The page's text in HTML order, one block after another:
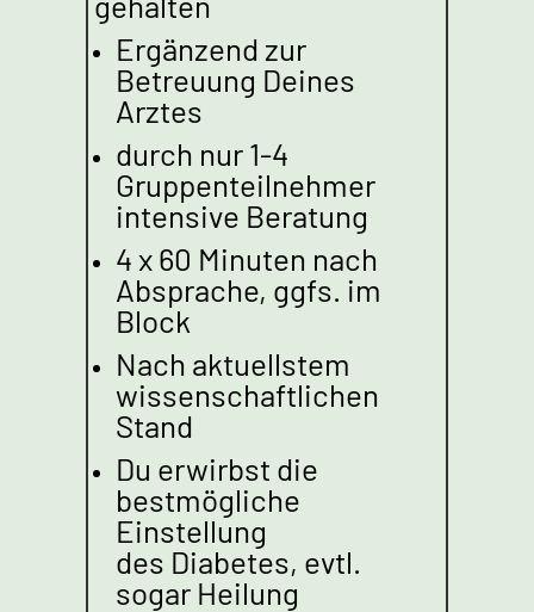
Ergänzend zur
Betreuung Deines
Arztes
durch nur 1-4
Gruppenteilnehmer
intensive Beratung
4 x 60 Minuten nach
Absprache, ggfs. im
Block
Nach aktuellstem
wissenschaftlichen
Stand
Du erwirbst die
bestmögliche
Einstellung
des Diabetes, evtl.
sogar Heilung